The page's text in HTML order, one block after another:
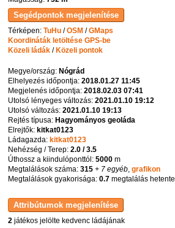
Térképen:TuHu /OSM /GMaps
Koordináták letöltése GPS-be
Közeli ládák /Közeli pontok
Megye/ország:Nógrád
Elhelyezés időpontja:2018.01.27 11:45
Megjelenés időpontja:2018.02.03 07:41
Utolsó lényeges változás:2021.01.10 19:12
Utolsó változás:2021.01.10 19:13
Rejtés típusa:Hagyományos geoláda
Elrejtők:kitkat0123
Ládagazda:kitkat0123
Nehézség / Terep:2.0 / 3.5
Úthossz a kiindulóponttól:5000 m
Megtalálások száma:315 + 7 egyéb,grafikon
Megtalálások gyakorisága:0.7 megtalálás hetente
2 játékos jelölte kedvenc ládájának